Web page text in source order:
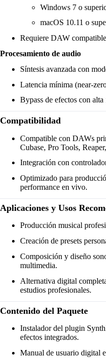
Windows 7 o
macOS 10.11 o
Requiere DAW compatible
Procesamiento de audio
Síntesis avanzada con
Latencia mínima (near-
Bypass de efectos con
Compatibilidad
Compatible con DAWs
Cubase, Pro Tools,
Integración con
Optimizado para
performance en vivo.
Aplicaciones y Usos
Producción musical
Creación de presets
Composición y diseño
multimedia.
Alternativa digital
estudios profesionales.
Contenido del Paquete
Instalador del plugin
efectos integrados.
Manual de usuario digital